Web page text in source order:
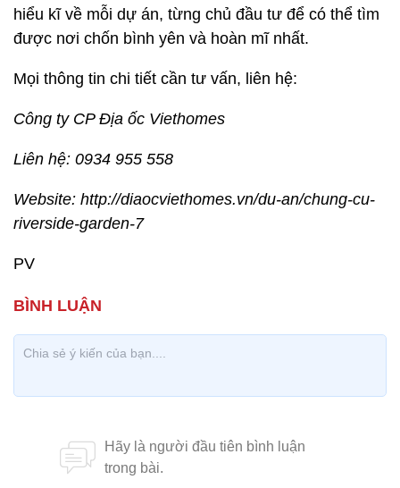
hiểu kĩ về mỗi dự án, từng chủ đầu tư để có thể tìm
được nơi chốn bình yên và hoàn mĩ nhất.
Mọi thông tin chi tiết cần tư vấn, liên hệ:
Công ty CP Địa ốc Viethomes
Liên hệ: 0934 955 558
Website: http://diaocviethomes.vn/du-an/chung-cu-
riverside-garden-7
PV